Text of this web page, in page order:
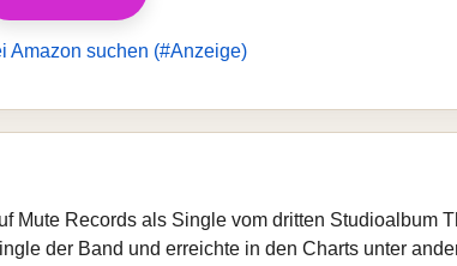
Amazon suchen (#Anzeige)
Mute Records als Single vom dritten Studioalbum
der Band und erreichte in den Charts unter